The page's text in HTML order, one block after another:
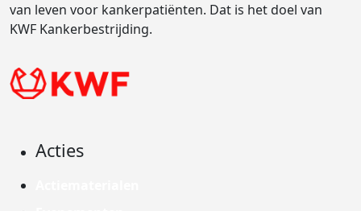
van leven voor kankerpatiënten. Dat is het doel van
KWF Kankerbestrijding.
Acties